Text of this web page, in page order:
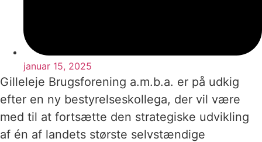
januar 15, 2025
Gilleleje Brugsforening a.m.b.a. er på udkig
efter en ny bestyrelseskollega, der vil være
med til at fortsætte den strategiske udvikling
af én af landets største selvstændige